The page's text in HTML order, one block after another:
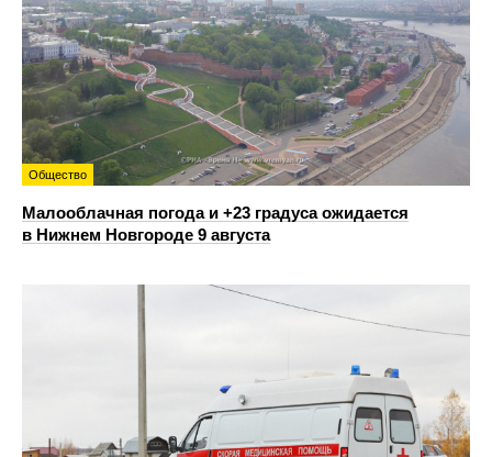
Общество
Малооблачная погода и +23 градуса ожидается
в Нижнем Новгороде 9 августа